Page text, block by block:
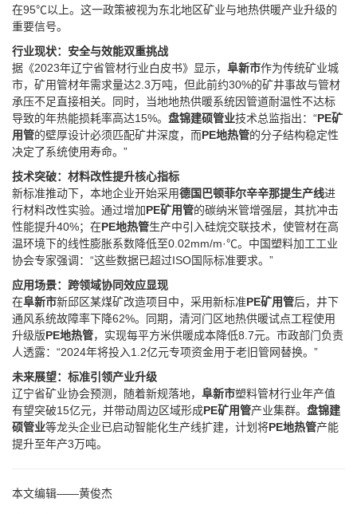
在95℃以上。这一政策被视为东北地区矿业与地热供暖产业升级的
重要信号。
行业现状：安全与效能双重挑战
据《2023年辽宁省管材行业白皮书》显示，‌ 阜新市‌作为传统矿业城
市，矿用管材年需求量达2.3万吨，但此前约30%的矿井事故与管材
承压不足直接相关。同时，当地地热供暖系统因管道耐温性不达标
导致的年热能损耗率高达15%。‌ 盘锦建硕管业‌技术总监指出：“‌PE矿
用管‌的壁厚设计必须匹配矿井深度，而‌PE地热管‌的分子结构稳定性
决定了系统使用寿命。”
技术突破：材料改性提升核心指标
新标准推动下，本地企业开始采用‌德国巴顿菲尔辛辛那提生产线‌进
行材料改性实验。通过增加‌PE矿用管‌的碳纳米管增强层，其抗冲击
性能提升40%；在‌PE地热管‌生产中引入硅烷交联技术，使管材在高
温环境下的线性膨胀系数降低至0.02mm/m·℃。中国塑料加工工业
协会专家强调：“这些数据已超过ISO国际标准要求。”
应用场景：跨领域协同效应显现
在‌阜新市‌新邱区某煤矿改造项目中，采用新标准‌PE矿用管‌后，井下
通风系统故障率下降62%。同期，清河门区地热供暖试点工程使用
升级版‌PE地热管‌，实现每平方米供暖成本降低8.7元。市政部门负责
人透露：“2024年将投入1.2亿元专项资金用于老旧管网替换。”
未来展望：标准引领产业升级
辽宁省矿业协会预测，随着新规落地，‌ 阜新市‌塑料管材行业年产值
有望突破15亿元，并带动周边区域形成‌PE矿用管‌产业集群。‌ 盘锦建
硕管业‌等龙头企业已启动智能化生产线扩建，计划将‌PE地热管‌产能
提升至年产3万吨。
本文编辑——黄俊杰